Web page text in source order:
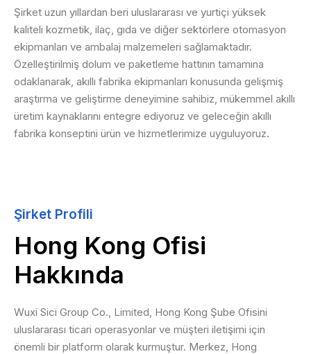
Şirket uzun yıllardan beri uluslararası ve yurtiçi yüksek
kaliteli kozmetik, ilaç, gıda ve diğer sektörlere otomasyon
ekipmanları ve ambalaj malzemeleri sağlamaktadır.
Özelleştirilmiş dolum ve paketleme hattının tamamına
odaklanarak, akıllı fabrika ekipmanları konusunda gelişmiş
araştırma ve geliştirme deneyimine sahibiz, mükemmel akıllı
üretim kaynaklarını entegre ediyoruz ve geleceğin akıllı
fabrika konseptini ürün ve hizmetlerimize uyguluyoruz.
Şirket Profili
Hong Kong Ofisi
Hakkında
Wuxi Sici Group Co., Limited, Hong Kong Şube Ofisini
uluslararası ticari operasyonlar ve müşteri iletişimi için
önemli bir platform olarak kurmuştur. Merkez, Hong